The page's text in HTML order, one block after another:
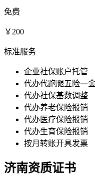
免费
￥200
标准服务
企业社保账户托管
代办代跑腿五险一
代办社保基数调整
代办养老保险报销
代办医疗保险报销
代办生育保险报销
按月转账开具发票
济南资质证书